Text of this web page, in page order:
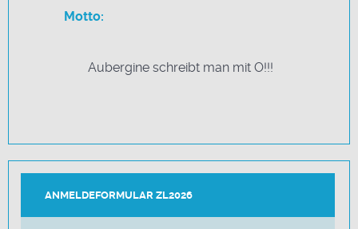
Motto:
Aubergine schreibt man mit O!!!
ANMELDEFORMULAR ZL2026